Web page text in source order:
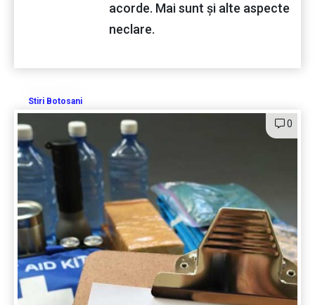
acorde. Mai sunt și alte aspecte
neclare.
Stiri Botosani
0